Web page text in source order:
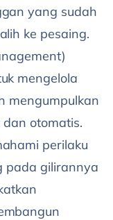
yang sudah
ke pesaing.
mengelola
mengumpulkan
otomatis.
perilaku
pada gilirannya